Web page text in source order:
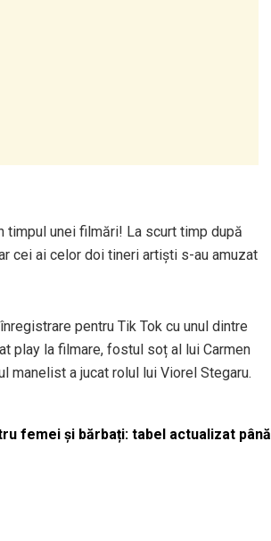
timpul unei filmări! La scurt timp după
cei ai celor doi tineri artiști s-au amuzat
pentru Tik Tok cu unul dintre
play la filmare, fostul soț al lui Carmen
manelist a jucat rolul lui Viorel Stegaru.
femei și bărbați: tabel actualizat până